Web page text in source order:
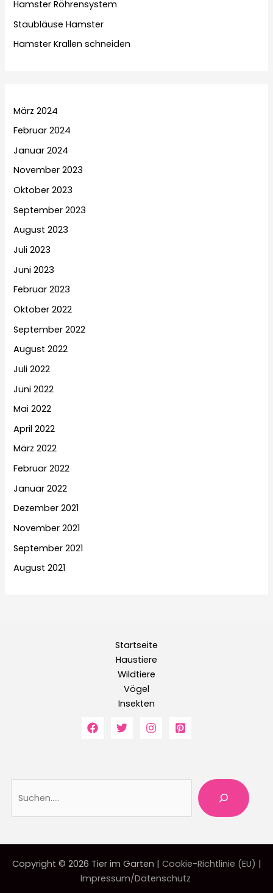
Hamster Röhrensystem
Staubläuse Hamster
Hamster Krallen schneiden
März 2024
Februar 2024
Januar 2024
November 2023
Oktober 2023
September 2023
August 2023
Juli 2023
Juni 2023
Februar 2023
Oktober 2022
September 2022
August 2022
Juli 2022
Juni 2022
Mai 2022
April 2022
März 2022
Februar 2022
Januar 2022
Dezember 2021
November 2021
September 2021
August 2021
Startseite
Haustiere
Wildtiere
Vögel
Insekten
Copyright © 2026 Tier im Garten | Cookie-Richtlinie (EU) |
Impressum/Datenschutz